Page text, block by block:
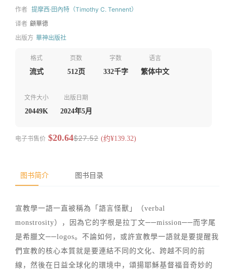
作者 提摩西·田內特（Timothy C. Tennent）
译者 顧華德
出版方 華神出版社
格式
流式
页数
512页
字数
332千字
语言
繁体中文
文件大小
20449K
出版日期
2024年5月
电子书售价 $20.64$27.52 (约¥139.32)
图书简介 图书目录
宣教學一語一直被稱為「語言怪獸」（verbal
monstrosity），因為它的字根是拉丁文──mission──而字尾
是希臘文──logos。不論如何，或許宣教學一語就是要提醒我
們宣教的核心本質就是要連結不同的文化、跨越不同的前
線，然後在日益全球化的環境中，頌揚耶穌基督福音奇妙的